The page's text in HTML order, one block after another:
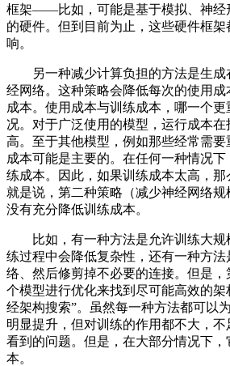
框架——比如，可能是基于模拟、神经
的硬件。但到目前为止，这些硬件框
响。
另一种减少计算负担的方法是生成
经网络。这种策略会降低每次的使用
成本。使用成本与训练成本，哪一个
况。对于广泛使用的模型，运行成本
高。至于其他模型，例如那些经常需
成本可能是主要的。在任何一种情况下
练成本。因此，如果训练成本太高，
就是说，第二种策略（减少神经网络
没有充分降低训练成本。
比如，有一种方法是允许训练大规
练过程中会降低复杂性，还有一种方法
络、然后修剪掉不必要的连接。但是
个模型进行优化来找到尽可能高效的架
经架构搜索”。虽然每一种方法都可以
明显提升，但对训练的作用都不大，
看到的问题。但是，在大部分情况下
本。